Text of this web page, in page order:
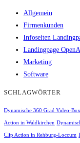
Allgemein
Firmenkunden
Infoseiten
Landingpage
Marketing
Software
SCHLAGWÖRTER
Dynamische 360 Grad Video-
Action in Waldkirchen
Clip Action in Rehburg-Loccum